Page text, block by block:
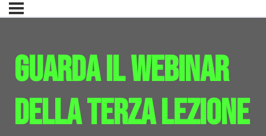
Guarda il webinar
della terza lezione